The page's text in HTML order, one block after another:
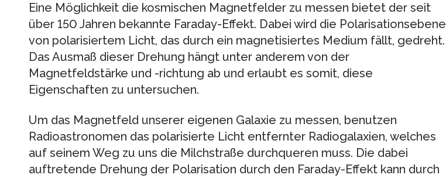
Eine Möglichkeit die kosmischen Magnetfelder zu messen bietet der seit
über 150 Jahren bekannte Faraday-Effekt. Dabei wird die Polarisationsebene
von polarisiertem Licht, das durch ein magnetisiertes Medium fällt, gedreht.
Das Ausmaß dieser Drehung hängt unter anderem von der
Magnetfeldstärke und -richtung ab und erlaubt es somit, diese
Eigenschaften zu untersuchen.
Um das Magnetfeld unserer eigenen Galaxie zu messen, benutzen
Radioastronomen das polarisierte Licht entfernter Radiogalaxien, welches
auf seinem Weg zu uns die Milchstraße durchqueren muss. Die dabei
auftretende Drehung der Polarisation durch den Faraday-Effekt kann durch